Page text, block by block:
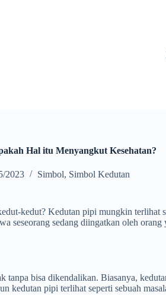
Hal itu Menyangkut Kesehatan?
2023 Simbol, Simbol Kedutan
kedut? Kedutan pipi mungkin terlihat
seseorang sedang diingatkan oleh
bisa dikendalikan. Biasanya,
kedutan pipi terlihat seperti sebuah